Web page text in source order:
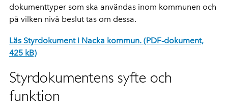
dokumenttyper som ska användas inom kommunen och
på vilken nivå beslut tas om dessa.
Läs Styrdokument i Nacka kommun. (PDF-dokument,
425 kB)
Styrdokumentens syfte och
funktion